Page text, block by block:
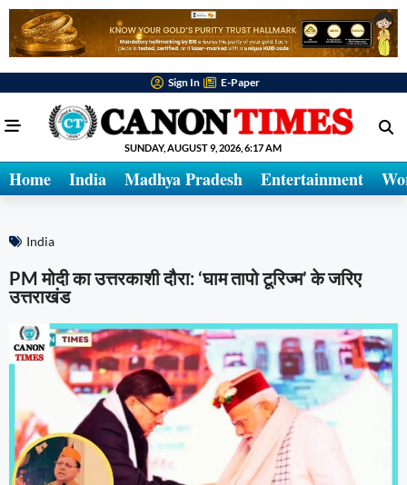
Sign In E-Paper
SUNDAY, AUGUST 9, 2026, 6:17 AM
Home India Madhya Pradesh Entertainment
India
PM मोदी का उत्तरकाशी दौरा: ‘घाम तापो टूरिज्म’ के जरिए
उत्तराखंड